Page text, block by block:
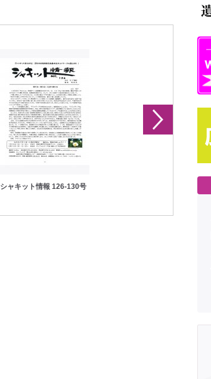
シャキット情報 126-130号